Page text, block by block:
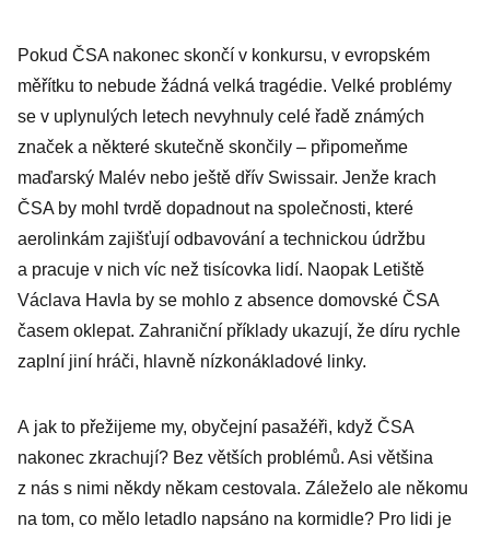
Pokud ČSA nakonec skončí v konkursu, v evropském
měřítku to nebude žádná velká tragédie. Velké problémy
se v uplynulých letech nevyhnuly celé řadě známých
značek a některé skutečně skončily – připomeňme
maďarský Malév nebo ještě dřív Swissair. Jenže krach
ČSA by mohl tvrdě dopadnout na společnosti, které
aerolinkám zajišťují odbavování a technickou údržbu
a pracuje v nich víc než tisícovka lidí. Naopak Letiště
Václava Havla by se mohlo z absence domovské ČSA
časem oklepat. Zahraniční příklady ukazují, že díru rychle
zaplní jiní hráči, hlavně nízkonákladové linky.
A jak to přežijeme my, obyčejní pasažéři, když ČSA
nakonec ­zkrachují? Bez větších problémů. Asi většina
z nás s nimi někdy někam cestovala. Záleželo ale někomu
na tom, co mělo letadlo napsáno na kormidle? Pro lidi je